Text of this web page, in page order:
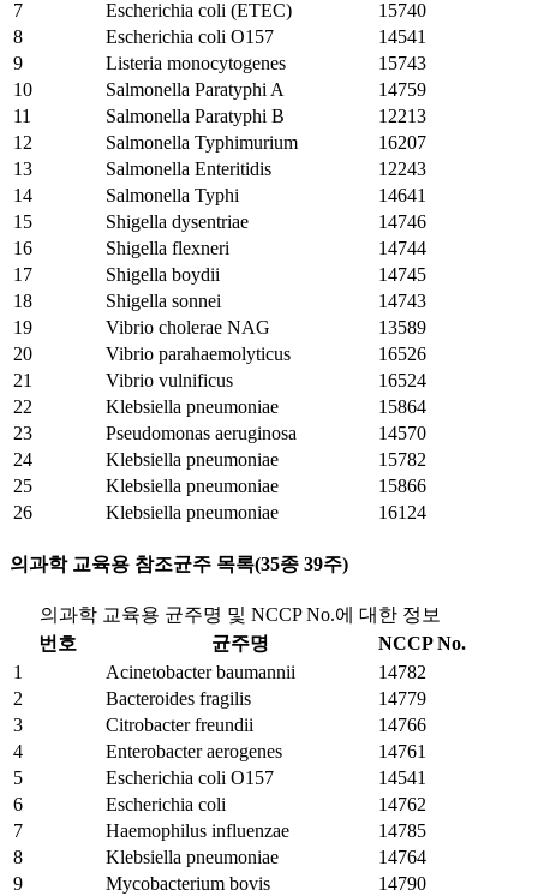
7 Escherichia coli (ETEC)
15740
8
Escherichia coli O157
14541
9
Listeria monocytogenes
15743
10
Salmonella Paratyphi A
14759
11
Salmonella Paratyphi B
12213
12
Salmonella Typhimurium
16207
13
Salmonella Enteritidis
12243
14
Salmonella Typhi
14641
15
Shigella dysentriae
14746
16
Shigella flexneri
14744
17
Shigella boydii
14745
18
Shigella sonnei
14743
19
Vibrio cholerae NAG
13589
20
Vibrio parahaemolyticus
16526
21
Vibrio vulnificus
16524
22
Klebsiella pneumoniae
15864
23
Pseudomonas aeruginosa
14570
24
Klebsiella pneumoniae
15782
25
Klebsiella pneumoniae
15866
26
Klebsiella pneumoniae 16124
의과학 교육용 참조균주 목록(35종 39주)
의과학 교육용 균주명 및 NCCP No.에 대한 정보
번호
균주명
NCCP No.
1
Acinetobacter baumannii
14782
2
Bacteroides fragilis
14779
3
Citrobacter freundii
14766
4
Enterobacter aerogenes
14761
5
Escherichia coli O157
14541
6
Escherichia coli
14762
7
Haemophilus influenzae
14785
8
Klebsiella pneumoniae
14764
9
Mycobacterium bovis
14790